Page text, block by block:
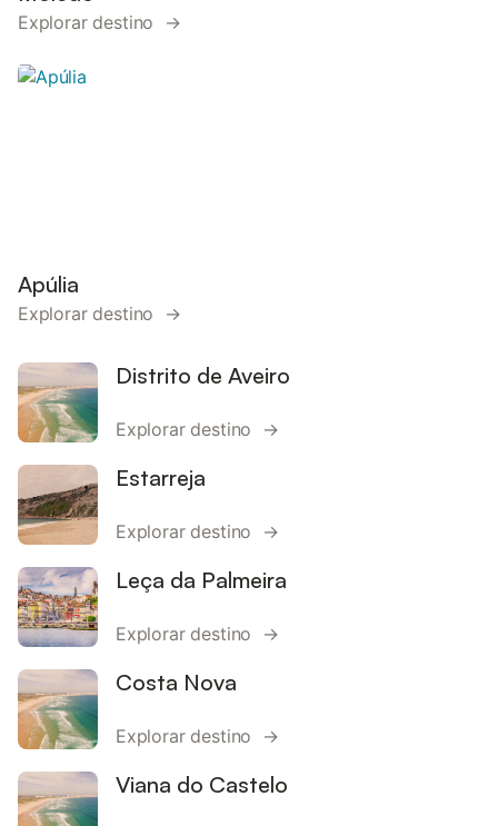
Explorar destino →
Apúlia
Explorar destino →
Distrito de Aveiro
Explorar destino →
Estarreja
Explorar destino →
Leça da Palmeira
Explorar destino →
Costa Nova
Explorar destino →
Viana do Castelo